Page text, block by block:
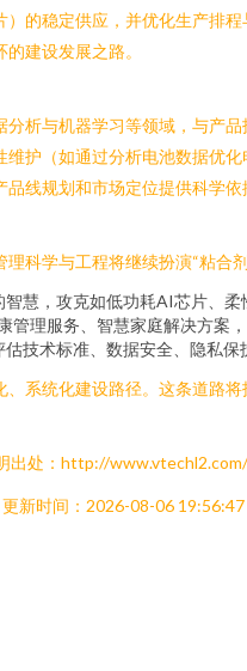
的稳定供应，并优化生产排
建设发展之路。
析与机器学习等领域，与产
护（如通过分析电池数据优
线规划和市场定位提供科学依
科学与工程将继续扮演“粘合剂
慧，攻克如低功耗AI芯片、柔
理服务、智慧家庭解决方案
技术标准、数据安全、隐私保
系统化建设路径。这条道路
出处：http://
更新时间：2026-08-06 19:56:47